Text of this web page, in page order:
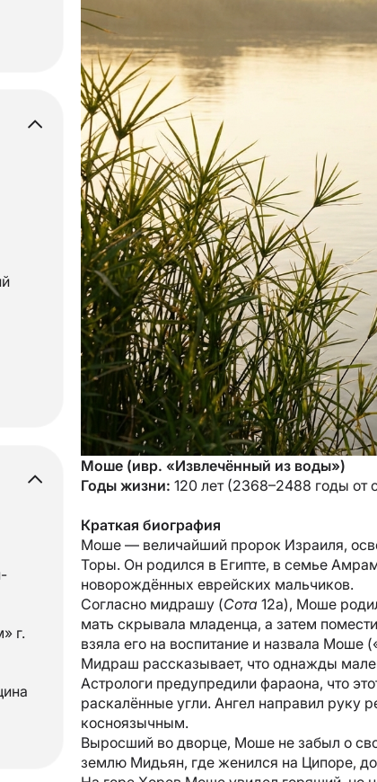
г.
Моше (ивр. «Извлечённый из воды»)
Годы жизни: 120 лет (2368–2488 годы от
Краткая биография
Моше — величайший пророк Израиля,
Торы. Он родился в Египте, в семье
новорождённых еврейских мальчиков.
Согласно мидрашу (Сота 12а), Моше
мать скрывала младенца, а затем
взяла его на воспитание и назвала Моше
Мидраш рассказывает, что однажды
Астрологи предупредили фараона, что
раскалённые угли. Ангел направил руку
косноязычным.
Выросший во дворце, Моше не забыл о
землю Мидьян, где женился на Ципоре,